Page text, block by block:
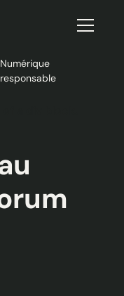
Numérique
responsable